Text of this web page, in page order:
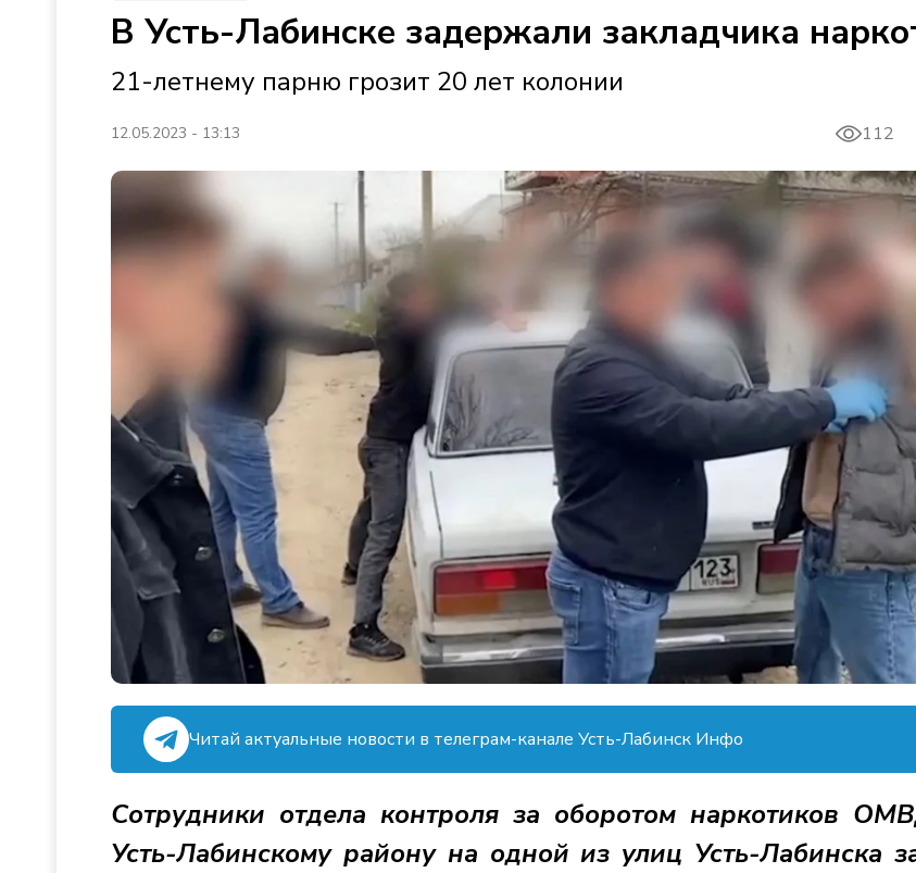
В Усть-Лабинске задержали закладчика
21-летнему парню грозит 20 лет колонии
12.05.2023 - 13:13 112
Читай актуальные новости в телеграм-канале Усть-Лабинск Инфо
Сотрудники отдела контроля за оборотом наркотиков
Усть-Лабинскому району на одной из улиц Усть-Лабинска